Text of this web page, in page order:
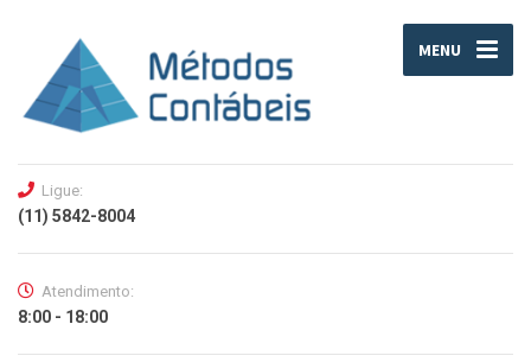
MENU
Ligue:
(11) 5842-8004
Atendimento:
8:00 - 18:00